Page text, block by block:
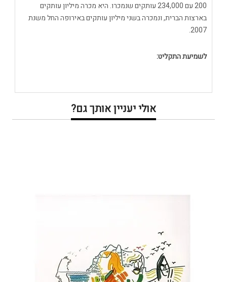
200 עם 234,000 עותקים שנמכרו. היא מכרה מיליון עותקים
בארצות הברית, ונמכרה בשני מיליון עותקים באירופה החל משנת
2007.
לשמיעת התקליט:
אולי יעניין אותך גם?